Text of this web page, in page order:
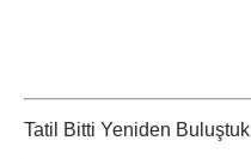
Tatil Bitti Yeniden Buluştuk